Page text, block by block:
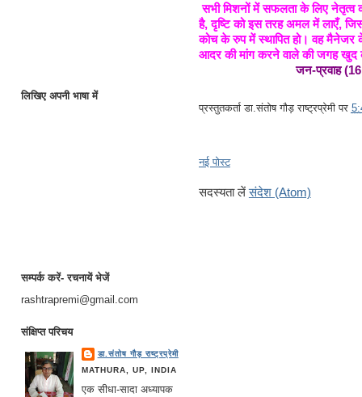
लिखिए अपनी भाषा में
सम्पर्क करें- रचनायें भेजें
rashtrapremi@gmail.com
संक्षिप्त परिचय
डा.संतोष गौड़ राष्ट्रप्रेमी
MATHURA, UP, INDIA
एक सीधा-सादा अध्यापक
सभी मिशनों में सफलता के लिए नेतृत्व
है, दृष्टि को इस तरह अमल में लाएँ,
कोच के रुप में स्थापित हो। वह
आदर की मांग करने वाले की जगह खुद
जन-प्रवाह
प्रस्तुतकर्ताडा.संतोष गौड़ राष्ट्रप्रेमी पर
नई पोस्ट
सदस्यता लेंसंदेश (Atom)